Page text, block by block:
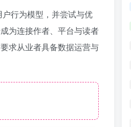
户行为模型，并尝试与优
为连接作者、平台与读者
求从业者具备数据运营与